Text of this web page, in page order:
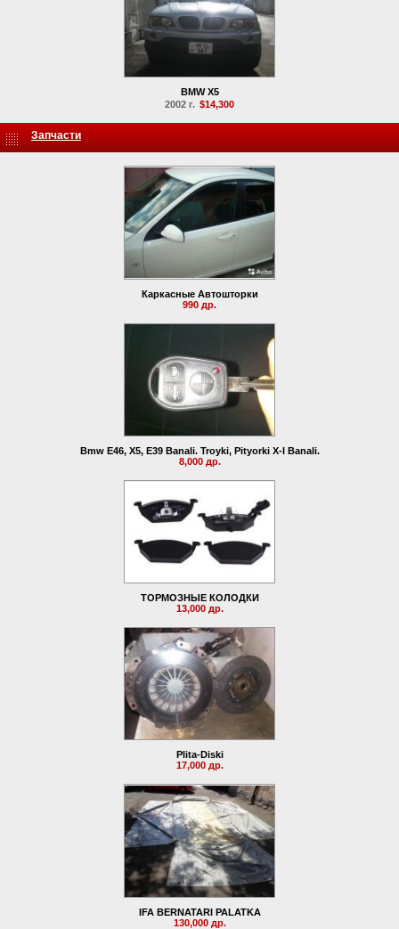
BMW X5
2002 г. $14,300
Запчасти
Каркасные Автошторки
990 др.
Bmw E46, X5, E39 Banali. Troyki, Pityorki X-I Banali.
8,000 др.
ТОРМОЗНЫЕ КОЛОДКИ
13,000 др.
Plita-Diski
17,000 др.
IFA BERNATARI PALATKA
130,000 др.